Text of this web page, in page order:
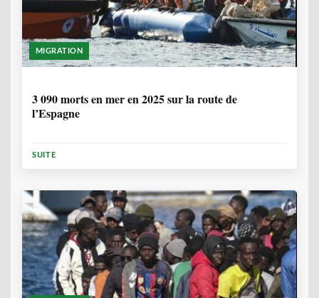
MIGRATION
3 090 morts en mer en 2025 sur la route de
l’Espagne
SUITE